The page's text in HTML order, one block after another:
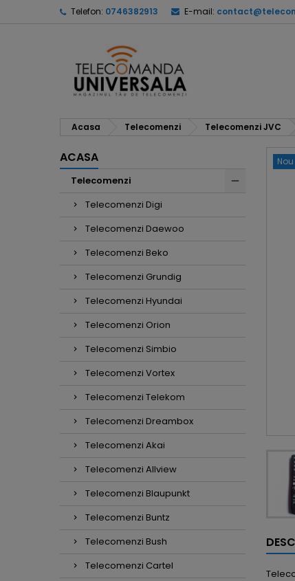
Telefon: 0746382913 E-mail:
Acasa Telecomenzi Telecomenzi JVC
ACASA
Telecomenzi
Telecomenzi Digi
Telecomenzi Daewoo
Telecomenzi Beko
Telecomenzi Grundig
Telecomenzi Hyundai
Telecomenzi Orion
Telecomenzi Simbio
Telecomenzi Vortex
Telecomenzi Telekom
Telecomenzi Dreambox
Telecomenzi Akai
Telecomenzi Allview
Telecomenzi Blaupunkt
Telecomenzi Buntz
Telecomenzi Bush
Telecomenzi Cartel
Nou